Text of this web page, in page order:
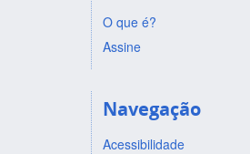
O que é?
Assine
Navegação
Acessibilidade